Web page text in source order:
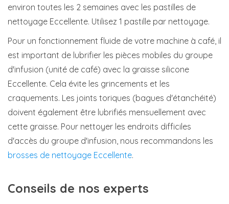
environ toutes les 2 semaines avec les pastilles de
nettoyage Eccellente. Utilisez 1 pastille par nettoyage.
Pour un fonctionnement fluide de votre machine à café, il
est important de lubrifier les pièces mobiles du groupe
d'infusion (unité de café) avec la graisse silicone
Eccellente. Cela évite les grincements et les
craquements. Les joints toriques (bagues d'étanchéité)
doivent également être lubrifiés mensuellement avec
cette graisse. Pour nettoyer les endroits difficiles
d'accès du groupe d'infusion, nous recommandons les
brosses de nettoyage Eccellente.
Conseils de nos experts